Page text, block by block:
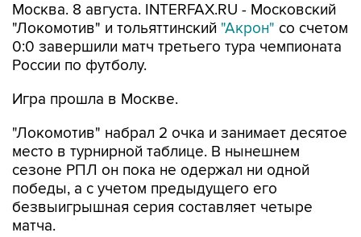
Москва. 8 августа. INTERFAX.RU - Московский
"Локомотив" и тольяттинский "Акрон" со счетом
0:0 завершили матч третьего тура чемпионата
России по футболу.
Игра прошла в Москве.
"Локомотив" набрал 2 очка и занимает десятое
место в турнирной таблице. В нынешнем
сезоне РПЛ он пока не одержал ни одной
победы, а с учетом предыдущего его
безвыигрышная серия составляет четыре
матча.